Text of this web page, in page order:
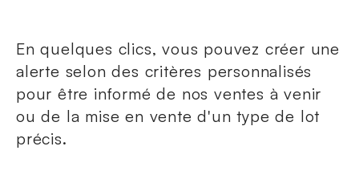
En quelques clics, vous pouvez créer une
alerte selon des critères personnalisés
pour être informé de nos ventes à venir
ou de la mise en vente d'un type de lot
précis.